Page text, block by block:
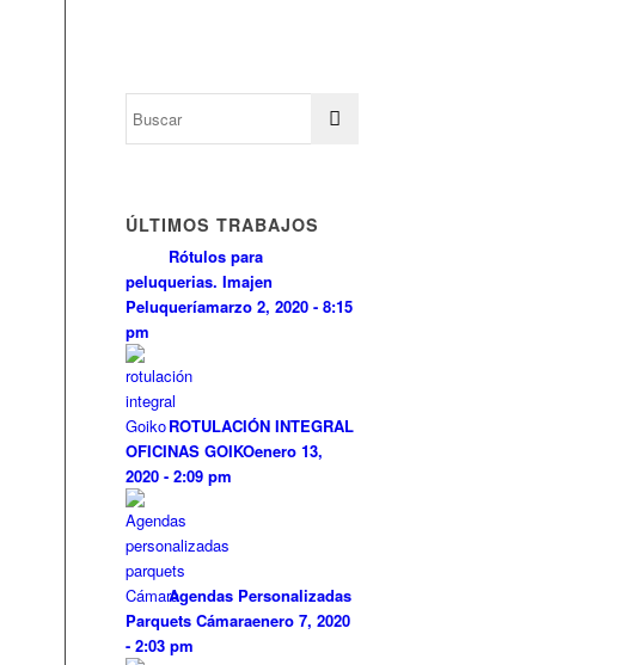
ÚLTIMOS TRABAJOS
Rótulos para
peluquerias. Imajen
Peluqueríamarzo 2, 2020 - 8:15
pm
ROTULACIÓN INTEGRAL
OFICINAS GOIKOenero 13,
2020 - 2:09 pm
Agendas Personalizadas
Parquets Cámaraenero 7, 2020
- 2:03 pm